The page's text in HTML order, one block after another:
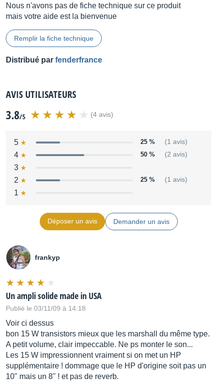
Nous n'avons pas de fiche technique sur ce produit
mais votre aide est la bienvenue
Remplir la fiche technique
Distribué par fenderfrance
AVIS UTILISATEURS
3.8/5 (4 avis)
5 25 % (1 avis)
4 50 % (2 avis)
3
2
25 % (1 avis)
1
Déposer un avis Demander un avis
frankyp
Un ampli solide made in USA
Publié le 03/11/09 à 14:18
Voir ci dessus
bon 15 W transistors mieux que les marshall du même type.
A petit volume, clair impeccable. Ne ps monter le son...
Les 15 W impressionnent vraiment si on met un HP
supplémentaire ! dommage que le HP d'origine soit pas un
10" mais un 8" ! et pas de reverb.